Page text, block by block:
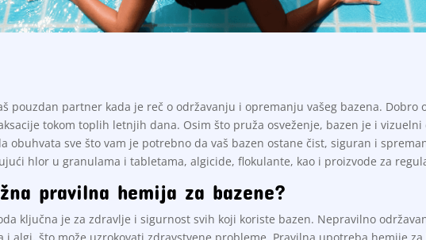
pouzdan partner kada je reč o održavanju i opremanju vašeg bazena. Dobro
tokom toplih letnjih dana. Osim što pruža osveženje, bazen je i vizuelni
obuhvata sve što vam je potrebno da vaš bazen ostane čist, siguran i
hlor u granulama i tabletama, algicide, flokulante, kao i proizvode za
pravilna hemija za bazene?
ključna je za zdravlje i sigurnost svih koji koriste bazen. Nepravilno